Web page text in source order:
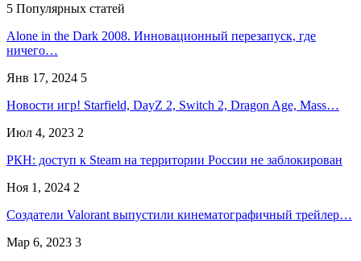
5 Популярных статей
Alone in the Dark 2008. Инновационный перезапуск, где
ничего…
Янв 17, 2024 5
Новости игр! Starfield, DayZ 2, Switch 2, Dragon Age, Mass…
Июл 4, 2023 2
РКН: доступ к Steam на территории России не заблокирован
Ноя 1, 2024 2
Создатели Valorant выпустили кинематографичный трейлер…
Мар 6, 2023 3